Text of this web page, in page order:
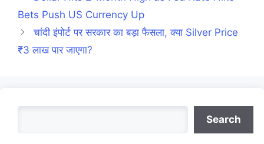
Bets Push US Currency Up
चांदी इंपोर्ट पर सरकार का बड़ा फैसला, क्या Silver Price
₹3 लाख पार जाएगा?
Search